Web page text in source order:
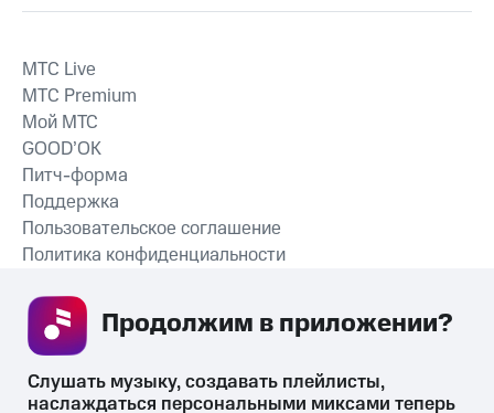
СКАЧАТЬ ПРИЛОЖЕНИЕ
MTС Live
MTС Premium
Мой МТС
GOOD’OK
Питч-форма
Поддержка
Пользовательское соглашение
Политика конфиденциальности
Слушать музыку, создавать плейлисты,
наслаждаться персональными миксами теперь